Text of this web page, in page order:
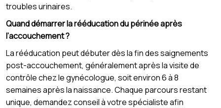
troubles urinaires.
Quand démarrer la rééducation du périnée après
l’accouchement ?
La rééducation peut débuter dès la fin des saignements
post-accouchement, généralement après la visite de
contrôle chez le gynécologue, soit environ 6 à 8
semaines après la naissance. Chaque parcours restant
unique, demandez conseil à votre spécialiste afin